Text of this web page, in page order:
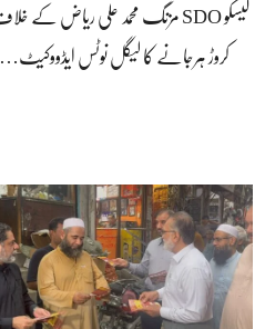
کروڑ ہرجانے کا لیگل نوٹس ایڈووکیٹ…